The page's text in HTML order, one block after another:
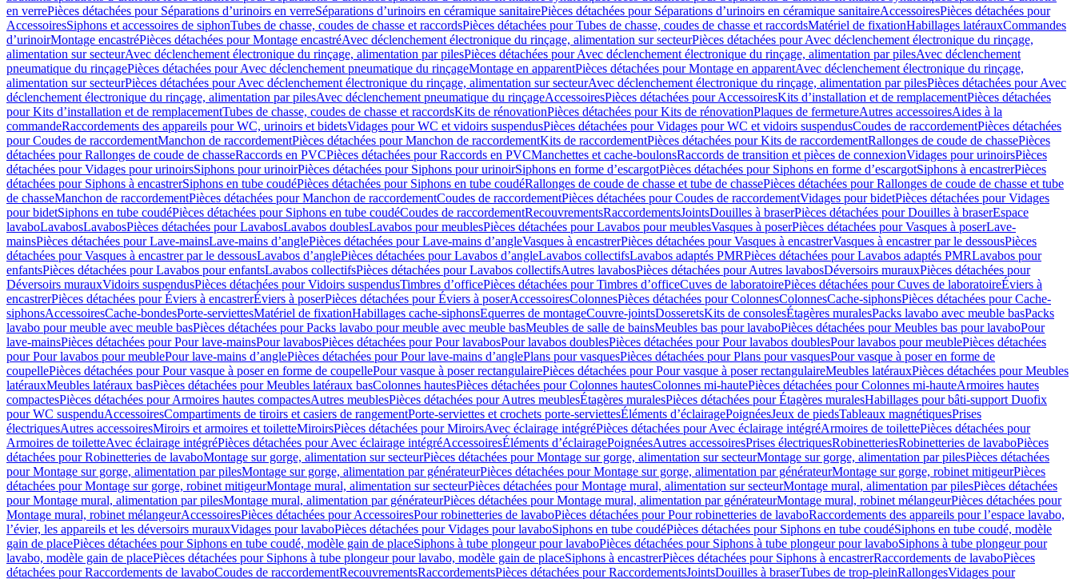
en verrePièces détachées pour Séparations d’urinoirs en verreSéparations d’urinoirs en céramique sanitairePièces détachées pour Séparations d’urinoirs en céramique sanitaireAccessoiresPièces détachées pour
AccessoiresSiphons et accessoires de siphonTubes de chasse, coudes de chasse et raccordsPièces détachées pour Tubes de chasse, coudes de chasse et raccordsMatériel de fixationHabillages latérauxCommandes
dʼurinoirMontage encastréPièces détachées pour Montage encastréAvec déclenchement électronique du rinçage, alimentation sur secteurPièces détachées pour Avec déclenchement électronique du rinçage,
alimentation sur secteurAvec déclenchement électronique du rinçage, alimentation par pilesPièces détachées pour Avec déclenchement électronique du rinçage, alimentation par pilesAvec déclenchement
pneumatique du rinçagePièces détachées pour Avec déclenchement pneumatique du rinçageMontage en apparentPièces détachées pour Montage en apparentAvec déclenchement électronique du rinçage,
alimentation sur secteurPièces détachées pour Avec déclenchement électronique du rinçage, alimentation sur secteurAvec déclenchement électronique du rinçage, alimentation par pilesPièces détachées pour Avec
déclenchement électronique du rinçage, alimentation par pilesAvec déclenchement pneumatique du rinçageAccessoiresPièces détachées pour AccessoiresKits d’installation et de remplacementPièces détachées
pour Kits d’installation et de remplacementTubes de chasse, coudes de chasse et raccordsKits de rénovationPièces détachées pour Kits de rénovationPlaques de fermetureAutres accessoiresAides à la
commandeRaccordements des appareils pour WC, urinoirs et bidetsVidages pour WC et vidoirs suspendusPièces détachées pour Vidages pour WC et vidoirs suspendusCoudes de raccordementPièces détachées
pour Coudes de raccordementManchon de raccordementPièces détachées pour Manchon de raccordementKits de raccordementPièces détachées pour Kits de raccordementRallonges de coude de chassePièces
détachées pour Rallonges de coude de chasseRaccords en PVCPièces détachées pour Raccords en PVCManchettes et cache-boulonsRaccords de transition et pièces de connexionVidages pour urinoirsPièces
détachées pour Vidages pour urinoirsSiphons pour urinoirPièces détachées pour Siphons pour urinoirSiphons en forme d’escargotPièces détachées pour Siphons en forme d’escargotSiphons à encastrerPièces
détachées pour Siphons à encastrerSiphons en tube coudéPièces détachées pour Siphons en tube coudéRallonges de coude de chasse et tube de chassePièces détachées pour Rallonges de coude de chasse et tube
de chasseManchon de raccordementPièces détachées pour Manchon de raccordementCoudes de raccordementPièces détachées pour Coudes de raccordementVidages pour bidetPièces détachées pour Vidages
pour bidetSiphons en tube coudéPièces détachées pour Siphons en tube coudéCoudes de raccordementRecouvrementsRaccordementsJointsDouilles à braserPièces détachées pour Douilles à braserEspace
lavaboLavabosLavabosPièces détachées pour LavabosLavabos doublesLavabos pour meublesPièces détachées pour Lavabos pour meublesVasques à poserPièces détachées pour Vasques à poserLave-
mainsPièces détachées pour Lave-mainsLave-mains d’anglePièces détachées pour Lave-mains d’angleVasques à encastrerPièces détachées pour Vasques à encastrerVasques à encastrer par le dessousPièces
détachées pour Vasques à encastrer par le dessousLavabos d’anglePièces détachées pour Lavabos d’angleLavabos collectifsLavabos adaptés PMRPièces détachées pour Lavabos adaptés PMRLavabos pour
enfantsPièces détachées pour Lavabos pour enfantsLavabos collectifsPièces détachées pour Lavabos collectifsAutres lavabosPièces détachées pour Autres lavabosDéversoirs murauxPièces détachées pour
Déversoirs murauxVidoirs suspendusPièces détachées pour Vidoirs suspendusTimbres dʼofficePièces détachées pour Timbres dʼofficeCuves de laboratoirePièces détachées pour Cuves de laboratoireÉviers à
encastrerPièces détachées pour Éviers à encastrerÉviers à poserPièces détachées pour Éviers à poserAccessoiresColonnesPièces détachées pour ColonnesColonnesCache-siphonsPièces détachées pour Cache-
siphonsAccessoiresCache-bondesPorte-serviettesMatériel de fixationHabillages cache-siphonsEquerres de montageCouvre-jointsDosseretsKits de consolesÉtagères muralesPacks lavabo avec meuble basPacks
lavabo pour meuble avec meuble basPièces détachées pour Packs lavabo pour meuble avec meuble basMeubles de salle de bainsMeubles bas pour lavaboPièces détachées pour Meubles bas pour lavaboPour
lave-mainsPièces détachées pour Pour lave-mainsPour lavabosPièces détachées pour Pour lavabosPour lavabos doublesPièces détachées pour Pour lavabos doublesPour lavabos pour meublePièces détachées
pour Pour lavabos pour meublePour lave-mains d’anglePièces détachées pour Pour lave-mains d’anglePlans pour vasquesPièces détachées pour Plans pour vasquesPour vasque à poser en forme de
coupellePièces détachées pour Pour vasque à poser en forme de coupellePour vasque à poser rectangulairePièces détachées pour Pour vasque à poser rectangulaireMeubles latérauxPièces détachées pour Meubles
latérauxMeubles latéraux basPièces détachées pour Meubles latéraux basColonnes hautesPièces détachées pour Colonnes hautesColonnes mi-hautePièces détachées pour Colonnes mi-hauteArmoires hautes
compactesPièces détachées pour Armoires hautes compactesAutres meublesPièces détachées pour Autres meublesÉtagères muralesPièces détachées pour Étagères muralesHabillages pour bâti-support Duofix
pour WC suspenduAccessoiresCompartiments de tiroirs et casiers de rangementPorte-serviettes et crochets porte-serviettesÉléments d’éclairagePoignéesJeux de piedsTableaux magnétiquesPrises
électriquesAutres accessoiresMiroirs et armoires et toiletteMiroirsPièces détachées pour MiroirsAvec éclairage intégréPièces détachées pour Avec éclairage intégréArmoires de toilettePièces détachées pour
Armoires de toiletteAvec éclairage intégréPièces détachées pour Avec éclairage intégréAccessoiresÉléments d’éclairagePoignéesAutres accessoiresPrises électriquesRobinetteriesRobinetteries de lavaboPièces
détachées pour Robinetteries de lavaboMontage sur gorge, alimentation sur secteurPièces détachées pour Montage sur gorge, alimentation sur secteurMontage sur gorge, alimentation par pilesPièces détachées
pour Montage sur gorge, alimentation par pilesMontage sur gorge, alimentation par générateurPièces détachées pour Montage sur gorge, alimentation par générateurMontage sur gorge, robinet mitigeurPièces
détachées pour Montage sur gorge, robinet mitigeurMontage mural, alimentation sur secteurPièces détachées pour Montage mural, alimentation sur secteurMontage mural, alimentation par pilesPièces détachées
pour Montage mural, alimentation par pilesMontage mural, alimentation par générateurPièces détachées pour Montage mural, alimentation par générateurMontage mural, robinet mélangeurPièces détachées pour
Montage mural, robinet mélangeurAccessoiresPièces détachées pour AccessoiresPour robinetteries de lavaboPièces détachées pour Pour robinetteries de lavaboRaccordements des appareils pour l’espace lavabo,
l’évier, les appareils et les déversoirs murauxVidages pour lavaboPièces détachées pour Vidages pour lavaboSiphons en tube coudéPièces détachées pour Siphons en tube coudéSiphons en tube coudé, modèle
gain de placePièces détachées pour Siphons en tube coudé, modèle gain de placeSiphons à tube plongeur pour lavaboPièces détachées pour Siphons à tube plongeur pour lavaboSiphons à tube plongeur pour
lavabo, modèle gain de placePièces détachées pour Siphons à tube plongeur pour lavabo, modèle gain de placeSiphons à encastrerPièces détachées pour Siphons à encastrerRaccordements de lavaboPièces
détachées pour Raccordements de lavaboCoudes de raccordementRecouvrementsRaccordementsPièces détachées pour RaccordementsJointsDouilles à braserTubes de trop-pleinRallongesVidages pour